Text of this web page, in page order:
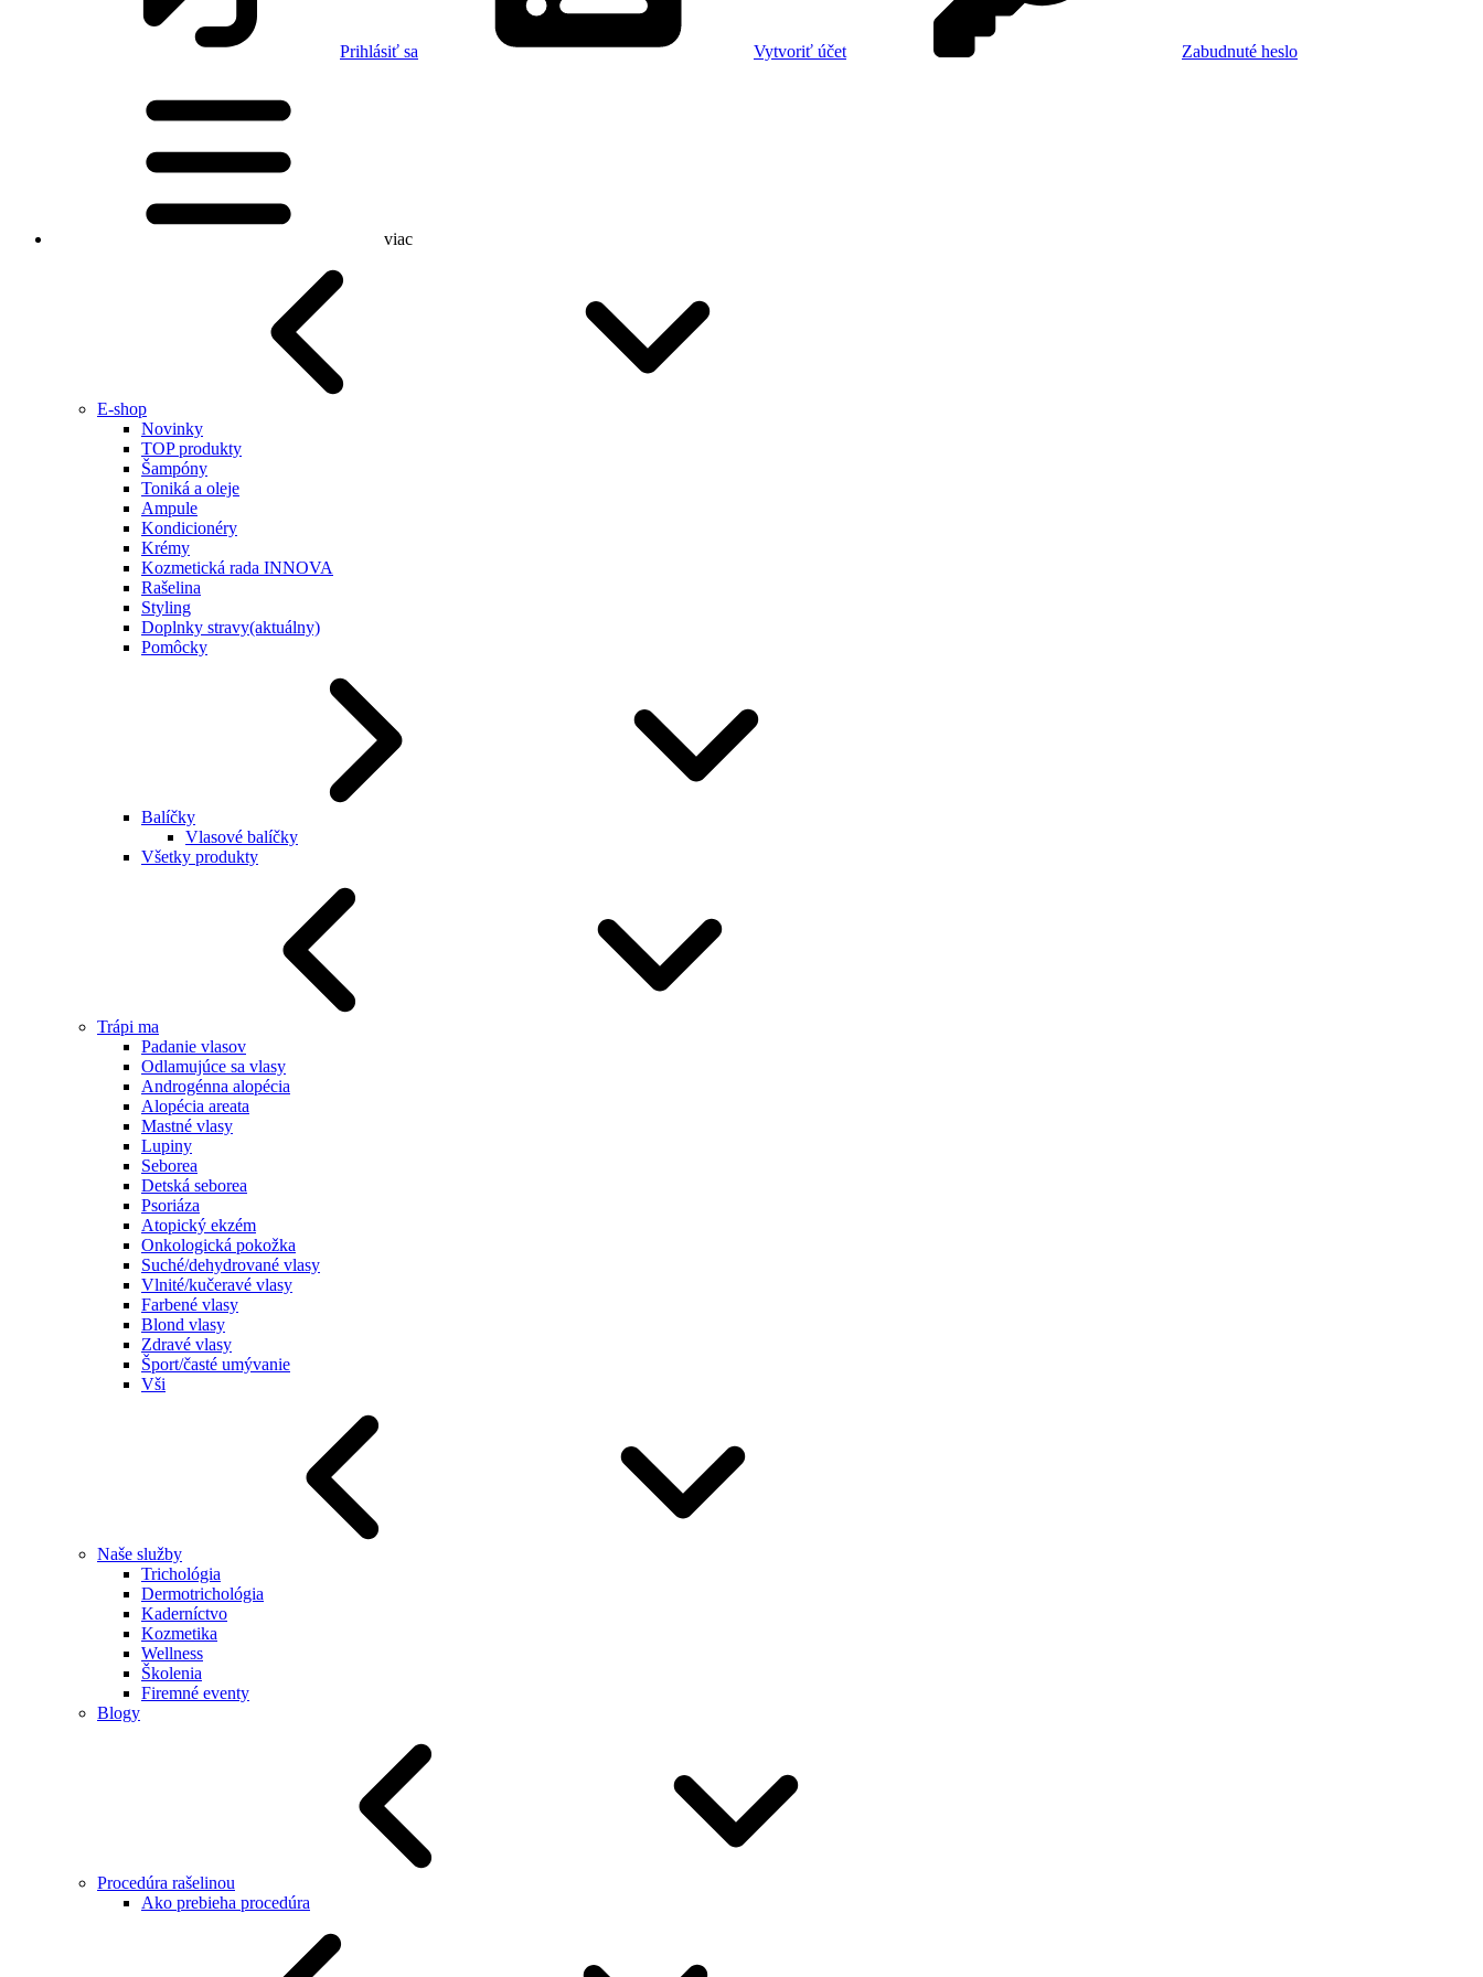
Prihlásiť sa Vytvoriť účet Zabudnuté heslo
viac
E-shop
Novinky
TOP produkty
Šampóny
Toniká a oleje
Ampule
Kondicionéry
Krémy
Kozmetická rada INNOVA
Rašelina
Styling
Doplnky stravy(aktuálny)
Pomôcky
Balíčky
Vlasové balíčky
Všetky produkty
Trápi ma
Padanie vlasov
Odlamujúce sa vlasy
Androgénna alopécia
Alopécia areata
Mastné vlasy
Lupiny
Seborea
Detská seborea
Psoriáza
Atopický ekzém
Onkologická pokožka
Suché/dehydrované vlasy
Vlnité/kučeravé vlasy
Farbené vlasy
Blond vlasy
Zdravé vlasy
Šport/časté umývanie
Vši
Naše služby
Trichológia
Dermotrichológia
Kaderníctvo
Kozmetika
Wellness
Školenia
Firemné eventy
Blogy
Procedúra rašelinou
Ako prebieha procedúra